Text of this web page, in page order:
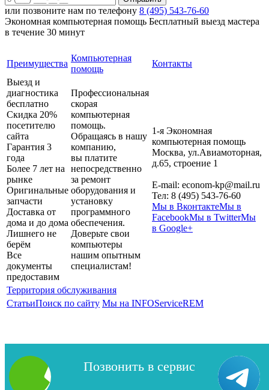
или позвоните нам по телефону 8 (495) 543-76-60
Экономная компьютерная помощь Бесплатный выезд мастера
в течение 30 минут
Преимущества
Компьютерная
помощь
Контакты
Выезд и
диагностика
бесплатно
Скидка 20%
посетителю
сайта
Гарантия 3
года
Более 7 лет на
рынке
Оригинальные
запчасти
Доставка от
дома и до дома
Лишнего не
берём
Все
документы
предоставим
Профессиональная
скорая
компьютерная
помощь.
Обращаясь в нашу
компанию,
вы платите
непосредственно
за ремонт
оборудования и
установку
программного
обеспечения.
Доверьте свои
компьютеры
нашим опытным
специалистам!
1-я Экономная
компьютерная помощь
Москва, ул.Авиамоторная,
д.65, строение 1
E-mail: econom-kp@mail.ru
Тел: 8 (495) 543-76-60
Мы в ВконтактеМы в
FacebookМы в TwitterМы
в Google+
Территория обслуживания
СтатьиПоиск по сайту Мы на INFOServiceREM
Copyright 2026| 1-я Компьютерная помощь. Сайт не является
публичной офертой.
Политика
конфиденциальности
Позвонить в сервис